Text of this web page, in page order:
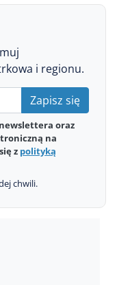
i regionu.
Zapisz się
oraz
na
z polityką
chwili.